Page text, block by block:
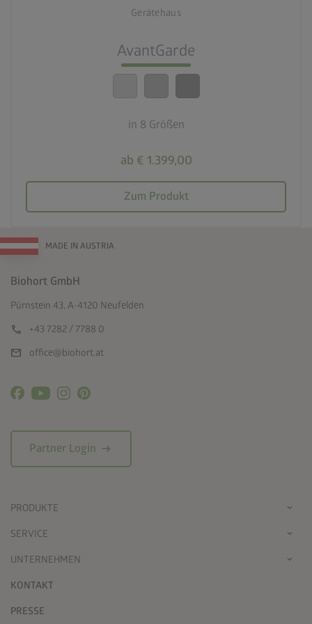
Gerätehaus
AvantGarde
in 8 Größen
ab € 1.399,00
Zum Produkt
Beste Sicherheitsstandards
calendar_month
MADE IN AUSTRIA
Biohort GmbH
Pürnstein 43, A-4120 Neufelden
call +43 7282 / 7788 0
mail office@biohort.at
Partner Login arrow_right_alt
PRODUKTE
SERVICE
UNTERNEHMEN
KONTAKT
PRESSE